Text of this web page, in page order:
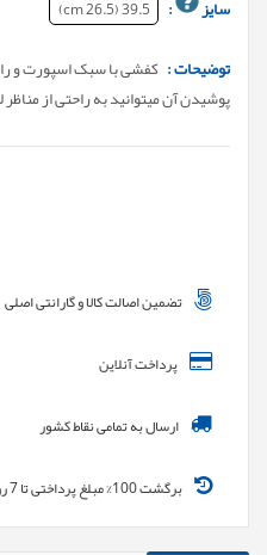
سایز :
39.5 (26.5 cm)
توضیحات : کفشی با سبک اسپورت و
پوشیدن آن میتوانید به راحتی از
تضمین اصالت کالا و گارانتی اصلی
پرداخت آنلاین
ارسال به تمامی نقاط کشور
برگشت 100% مبلغ پرداختی تا 7 روز